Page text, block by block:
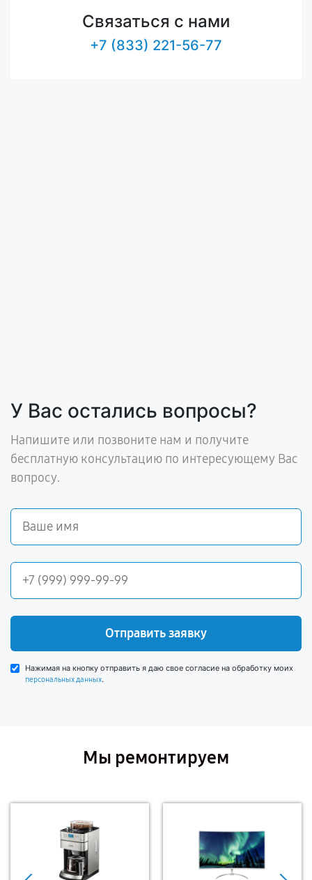
Связаться с нами
+7 (833) 221-56-77
У Вас остались вопросы?
Напишите или позвоните нам и получите
бесплатную консультацию по интересующему Вас
вопросу.
Отправить заявку
Нажимая на кнопку отправить я даю свое согласие на обработку моих
персональных данных.
Мы ремонтируем